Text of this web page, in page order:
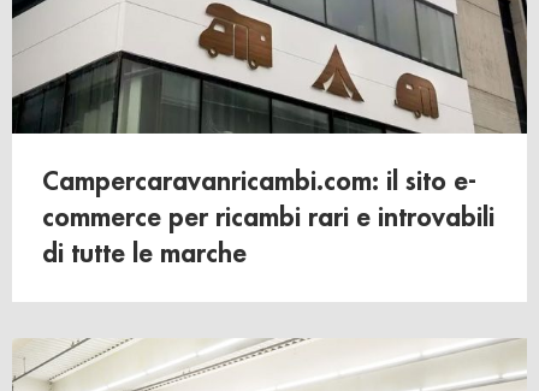
Campercaravanricambi.com: il sito e-
commerce per ricambi rari e introvabili
di tutte le marche